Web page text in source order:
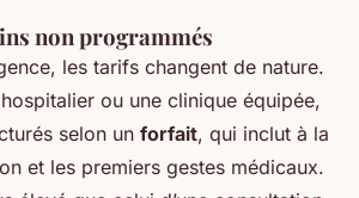
non programmés
les tarifs changent de nature.
ou une clinique équipée,
selon un forfait, qui inclut à la
et les premiers gestes médicaux.